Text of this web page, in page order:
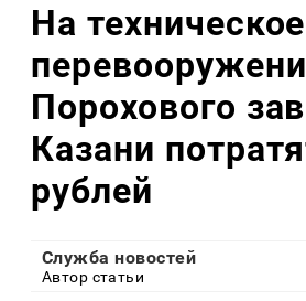
На техническое
Порохового
Казани
рублей
Служба новостей
Автор статьи